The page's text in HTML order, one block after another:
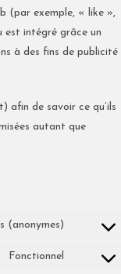
(par exemple, « like »,
est intégré grâce un
à des fins de publicité
afin de savoir ce qu’ils
autant que
(anonymes)
Fonctionnel